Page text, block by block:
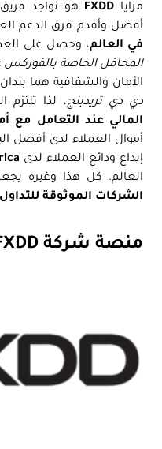
مزايا FXDD هو تواجد
أفضل وأقدم فرق الدعم
في العالم، وحصل على
المحافل الخاصة بالفوركس
الأمان والشفافية هما
دي دي تريدينج، لذا
المالي عند التعامل مع
أموال العملاء لدى أفضل
إيداع ودائع العملاء لدى
العالم. كل هذا وغيره
الشركات الموثوقة
منصة شركة FXDD